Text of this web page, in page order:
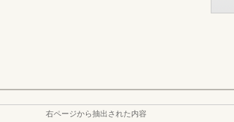
右ページから抽出された内容